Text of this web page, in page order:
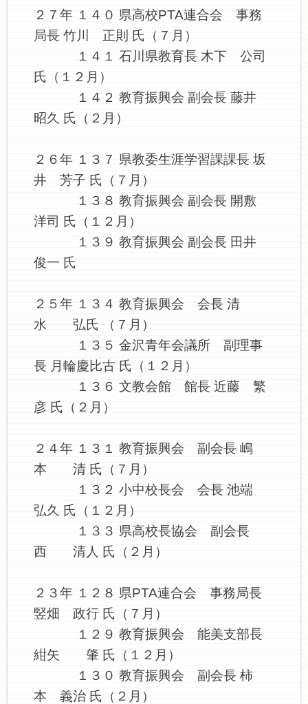
２７年 １４０ 県高校PTA連合会 事務
局長 竹川 正則 氏（７月）
１４１ 石川県教育長 木下 公司
氏（１２月）
１４２ 教育振興会 副会長 藤井
昭久 氏（２月）
２６年 １３７ 県教委生涯学習課課長 坂
井 芳子 氏（７月）
１３８ 教育振興会 副会長 開敷
洋司 氏（１２月）
１３９ 教育振興会 副会長 田井
俊一 氏
２５年 １３４ 教育振興会 会長 清
水 弘氏 （７月）
１３５ 金沢青年会議所 副理事
長 月輪慶比古 氏（１２月）
１３６ 文教会館 館長 近藤 繁
彦 氏（２月）
２４年 １３１ 教育振興会 副会長 嶋
本 清 氏（７月）
１３２ 小中校長会 会長 池端
弘久 氏（１２月）
１３３ 県高校長協会 副会長
西 清人 氏（２月）
２３年 １２８ 県PTA連合会 事務局長
竪畑 政行 氏（７月）
１２９ 教育振興会 能美支部長
紺矢 肇 氏（１２月）
１３０ 教育振興会 副会長 柿
本 義治 氏（２月）